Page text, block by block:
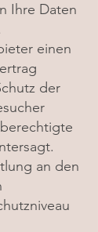
Ihre Daten
einen
der
an den